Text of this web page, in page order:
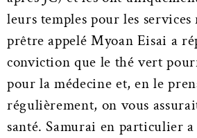
leurs temples pour les
prêtre appelé Myoan Eisai a
conviction que le thé vert
pour la médecine et, en le
régulièrement, on vous
santé. Samurai en particulier